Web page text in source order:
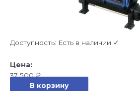
Доступность: Есть в наличии ✓
37 500₽
В корзину